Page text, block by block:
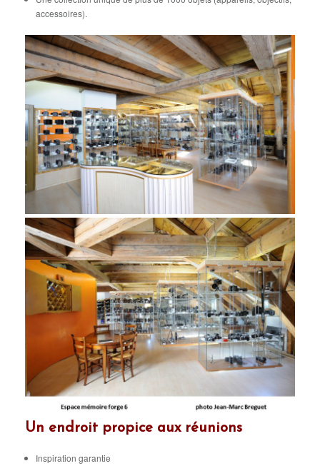
accessoires).
Un endroit propice aux réunions
Inspiration garantie